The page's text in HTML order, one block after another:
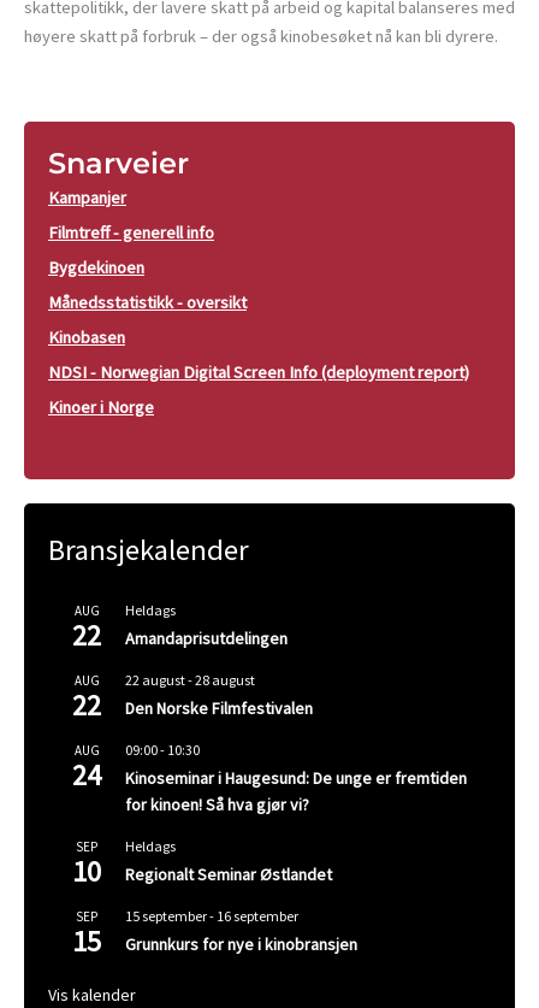
skattepolitikk, der lavere skatt på arbeid og kapital balanseres med
høyere skatt på forbruk – der også kinobesøket nå kan bli dyrere.
Snarveier
Kampanjer
Filmtreff - generell info
Bygdekinoen
Månedsstatistikk - oversikt
Kinobasen
NDSI - Norwegian Digital Screen Info (deployment report)
Kinoer i Norge
Bransjekalender
AUG
22
Heldags
Amandaprisutdelingen
AUG
22
22 august-28 august
Den Norske Filmfestivalen
AUG
24
09:00- 10:30
Kinoseminar i Haugesund: De unge er fremtiden
for kinoen! Så hva gjør vi?
SEP
10
Heldags
Regionalt Seminar Østlandet
SEP
15
15 september- 16 september
Grunnkurs for nye i kinobransjen
Vis kalender